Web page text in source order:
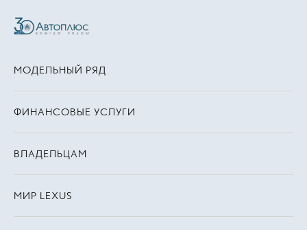
МОДЕЛЬНЫЙ РЯД
ФИНАНСОВЫЕ УСЛУГИ
ВЛАДЕЛЬЦАМ
МИР LEXUS